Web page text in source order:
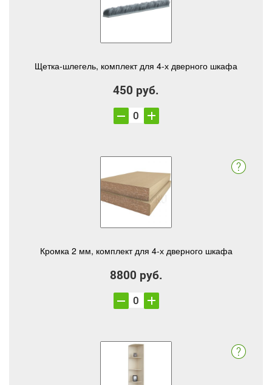
Щетка-шлегель, комплект для 4-х дверного шкафа
450 руб.
Кромка 2 мм, комплект для 4-х дверного шкафа
8800 руб.